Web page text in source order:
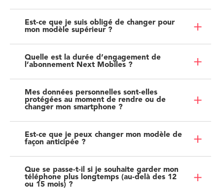
Est-ce que je suis obligé de changer pour
mon modèle supérieur ?
Quelle est la durée d’engagement de
l’abonnement Next Mobiles ?
Mes données personnelles sont-elles
protégées au moment de rendre ou de
changer mon smartphone ?
Est-ce que je peux changer mon modèle de
façon anticipée ?
Que se passe-t-il si je souhaite garder mon
téléphone plus longtemps (au-delà des 12
ou 15 mois) ?